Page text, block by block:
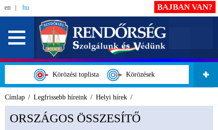
en hu
Körözési toplista Körözések
BAJBAN VAN?
Címlap Legfrissebb híreink Helyi hírek
ORSZÁGOS ÖSSZESÍTŐ